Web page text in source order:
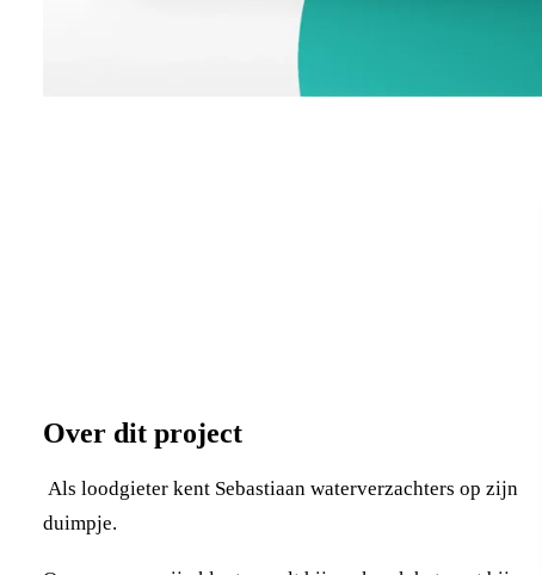
Over dit project
Als loodgieter kent Sebastiaan waterverzachters op zijn
duimpje.